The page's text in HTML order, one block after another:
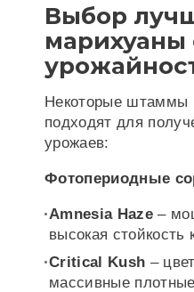
Выбор
марихуаны
Некоторые штаммы
подходят для
урожаев:
Фотопериодные
Amnesia Haze –
высокая стойкость
Critical Kush –
массивные